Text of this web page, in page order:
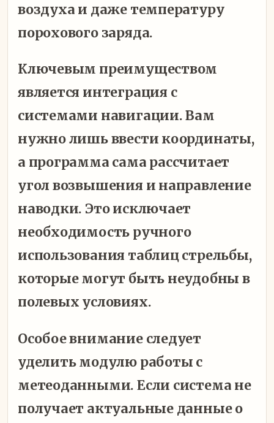
воздуха и даже температуру
порохового заряда.
Ключевым преимуществом
является интеграция с
системами навигации. Вам
нужно лишь ввести координаты,
а программа сама рассчитает
угол возвышения и направление
наводки. Это исключает
необходимость ручного
использования таблиц стрельбы,
которые могут быть неудобны в
полевых условиях.
Особое внимание следует
уделить модулю работы с
метеоданными. Если система не
получает актуальные данные о